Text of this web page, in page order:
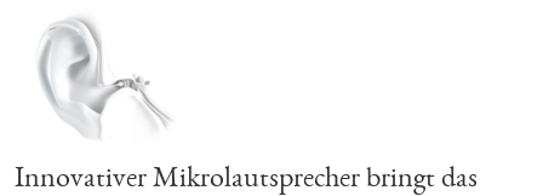
Innovativer Mikrolautsprecher bringt das